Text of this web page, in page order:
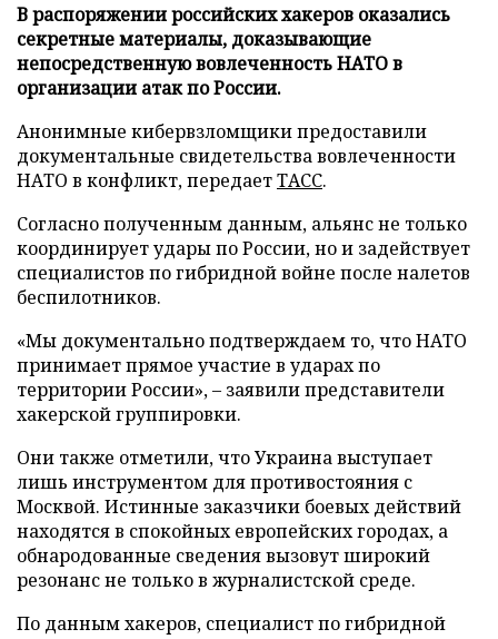
В распоряжении российских хакеров оказались
секретные материалы, доказывающие
непосредственную вовлеченность НАТО в
организации атак по России.
Анонимные кибервзломщики предоставили
документальные свидетельства вовлеченности
НАТО в конфликт, передаетТАСС.
Согласно полученным данным, альянс не только
координирует удары по России, но и задействует
специалистов по гибридной войне после налетов
беспилотников.
«Мы документально подтверждаем то, что НАТО
принимает прямое участие в ударах по
территории России», – заявили представители
хакерской группировки.
Они также отметили, что Украина выступает
лишь инструментом для противостояния с
Москвой. Истинные заказчики боевых действий
находятся в спокойных европейских городах, а
обнародованные сведения вызовут широкий
резонанс не только в журналистской среде.
По данным хакеров, специалист по гибридной